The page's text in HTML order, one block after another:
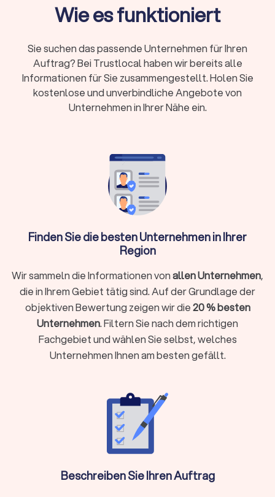
50-100 €/Stunde
Stundenlohn bei kleineren, flexiblen Umzügen
Zusatzkosten:Lange Tragewege, Etagen ohne
Aufzug, Wochenend- und Feiertagszuschläge,
Spezialtransporte
Kurzfristige Buchung:Oft ab 48-72 Stunden
Trustlocal hilft: Vergleichen Sie bis zu vier
Angebote, prüfen Sie Bewertungen und buchen
Was macht ein Umzugsunternehmen?
Ein Umzugsunternehmen, oft auch als Möbelspedition
bezeichnet, ist ein spezialisierter Dienstleister, der
Privatpersonen und Firmen bei der Planung, Organisation und
Durchführung eines Wohnort- oder Standortwechsels
unterstützt. Professionelle Umzugsunternehmen in
Colmberg kennen Hausordnungen, Park- und
Halteverbotsregeln, Treppenhäuser und Aufzüge und bringen
das passende Team samt Fahrzeugen mit.
zum kompletten Rundum-sorglos-Paket.
Kernleistungen eines Umzugsunternehmens
Die grundlegendsten Aufgaben, die fast jedes
Umzugsunternehmen anbietet:
Der sichere Transport des Umzugsguts von der
Wie es funktioniert
Sie suchen das passende Unternehmen für Ihren
Auftrag? Bei Trustlocal haben wir bereits alle
Informationen für Sie zusammengestellt. Holen Sie
kostenlose und unverbindliche Angebote von
Unternehmen in Ihrer Nähe ein.
Finden Sie die besten Unternehmen in Ihrer
Region
Wir sammeln die Informationen vonallen Unternehmen,
die in Ihrem Gebiet tätig sind. Auf der Grundlage der
objektiven Bewertung zeigen wir die20 % besten
Unternehmen. Filtern Sie nach dem richtigen
Fachgebiet und wählen Sie selbst, welches
Unternehmen Ihnen am besten gefällt.
Beschreiben Sie Ihren Auftrag